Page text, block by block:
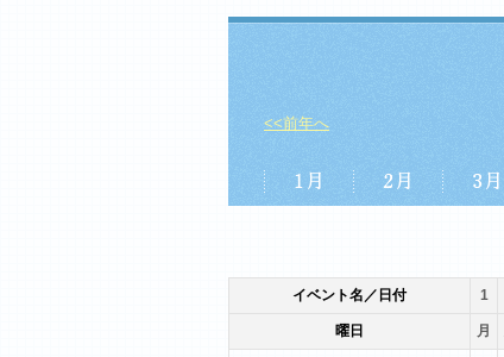
<<前年へ
イベント名／日付 1
曜日 月